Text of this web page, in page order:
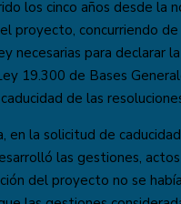
los cinco años desde la
proyecto, concurriendo
necesarias para declarar
19.300 de Bases
de las
en la solicitud de
las gestiones,
del proyecto no se